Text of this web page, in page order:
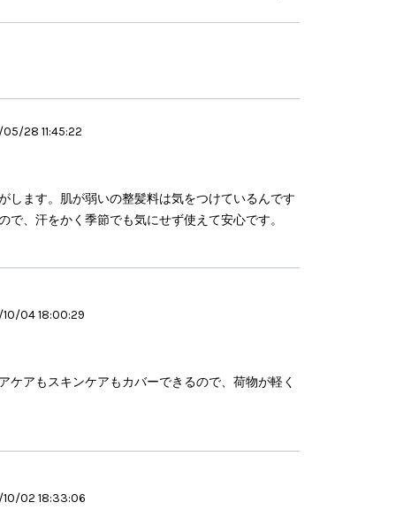
28 11:45:22
します。肌が弱いの整髪料は気をつけているんです
で、汗をかく季節でも気にせず使えて安心です。
04 18:00:29
ケアもスキンケアもカバーできるので、荷物が軽く
02 18:33:06